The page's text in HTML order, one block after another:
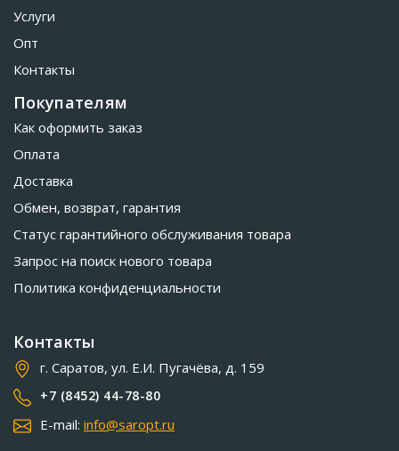
Услуги
Опт
Контакты
Покупателям
Как оформить заказ
Оплата
Доставка
Обмен, возврат, гарантия
Статус гарантийного обслуживания товара
Запрос на поиск нового товара
Политика конфиденциальности
Контакты
г. Саратов, ул. Е.И. Пугачёва, д. 159
+7 (8452) 44-78-80
E-mail: info@saropt.ru